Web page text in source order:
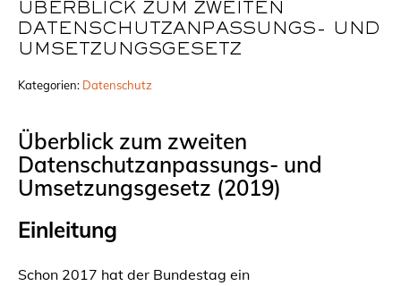
ÜBERBLICK ZUM ZWEITEN
DATENSCHUTZANPASSUNGS- UND
UMSETZUNGSGESETZ
Kategorien: Datenschutz
Überblick zum zweiten
Datenschutzanpassungs- und
Umsetzungsgesetz (2019)
Einleitung
Schon 2017 hat der Bundestag ein